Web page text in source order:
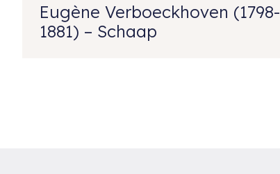
Eugène Verboeckhoven (1798-
1881) – Schaap